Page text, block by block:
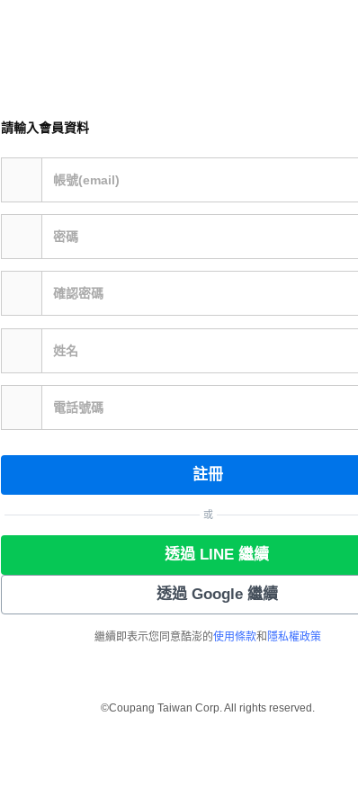
請輸入會員資料
帳號(email)
密碼
確認密碼
姓名
電話號碼
註冊
或
透過 LINE 繼續
透過 Google 繼續
繼續即表示您同意酷澎的使用條款和 隱私權政策
©Coupang Taiwan Corp. All rights reserved.